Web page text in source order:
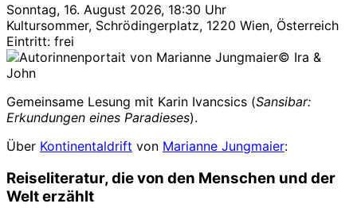
Sonntag, 16. August 2026, 18:30 Uhr
Kultursommer, Schrödingerplatz, 1220 Wien, Österreich
Eintritt: frei
© Ira &
John
Gemeinsame Lesung mit Karin Ivancsics (Sansibar:
Erkundungen eines Paradieses).
Über Kontinentaldrift von Marianne Jungmaier:
Reiseliteratur, die von den Menschen und der
Welt erzählt